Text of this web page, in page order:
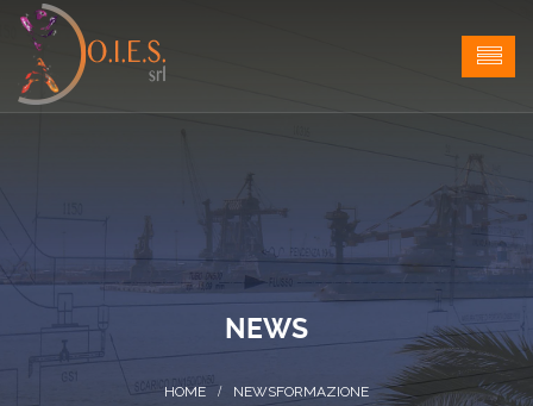
NEWS
NEWSFORMAZIONE